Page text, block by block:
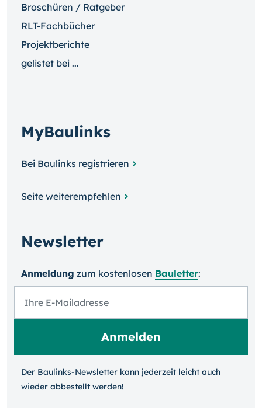
Broschüren / Ratgeber
RLT-Fachbücher
Projektberichte
gelistet bei ...
MyBaulinks
Bei Baulinks registrieren
Seite weiterempfehlen
Newsletter
Anmeldung zum kosten­losen Bauletter:
Der Baulinks-Newsletter kann jeder­zeit leicht auch
wieder ab­bestellt werden!